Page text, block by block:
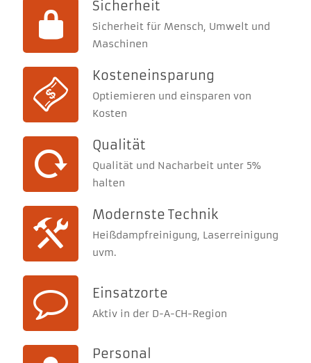
Sicherheit
Sicherheit für Mensch, Umwelt und
Maschinen
Kosteneinsparung
Optiemieren und einsparen von
Kosten
Qualität
Qualität und Nacharbeit unter 5%
halten
Modernste Technik
Heißdampfreinigung, Laserreinigung
uvm.
Einsatzorte
Aktiv in der D-A-CH-Region
Personal